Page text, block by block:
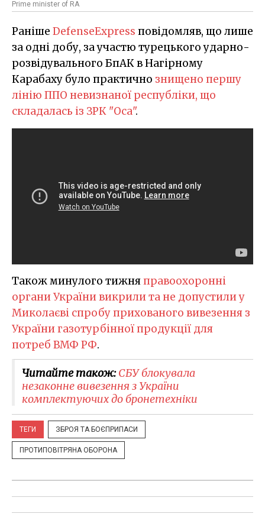
Рrime minister of RA
Раніше DefenseExpress повідомляв, що лише
за одні добу, за участю турецького ударно-
розвідувального БпАК в Нагірному
Карабаху було практично знищено першу
лінію ППО невизнаної республіки, що
складалась із ЗРК "Оса".
Також минулого тижняправоохоронні
органи України викрили та не допустили у
Миколаєві спробу прихованого вивезення з
України газотурбінної продукції для
потреб ВМФ РФ.
Читайте також:​СБУ блокувала
незаконне вивезення з України
комплектуючих до бронетехніки
ТЕГИ ЗБРОЯ ТА БОЄПРИПАСИ
ПРОТИПОВІТРЯНА ОБОРОНА